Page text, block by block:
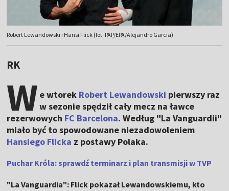
Robert Lewandowski i Hansi Flick (fot. PAP/EPA/Alejandro Garcia)
RK
W e wtorek Robert Lewandowski pierwszy raz
w sezonie spędził cały mecz na ławce
rezerwowych FC Barcelona. Według "La Vanguardii"
miało być to spowodowane niezadowoleniem
Hansiego Flicka z postawy Polaka.
Puchar Króla: sprawdź terminarz i plan transmisji w TVP
"La Vanguardia": Flick pokazał Lewandowskiemu, kto